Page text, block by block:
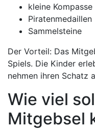
kleine Kompasse
Piratenmedaillen
Sammelsteine
Der Vorteil: Das
Spiels. Die Kinder
nehmen ihren Schatz
Wie viel
Mitgebsel